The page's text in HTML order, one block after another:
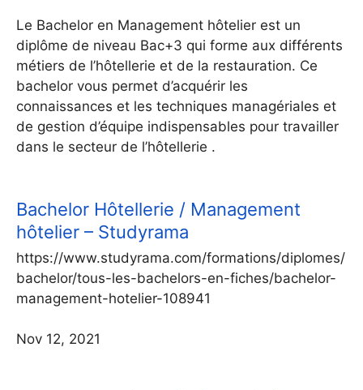
Le Bachelor en Management hôtelier est un
diplôme de niveau Bac+3 qui forme aux différents
métiers de l’hôtellerie et de la restauration. Ce
bachelor vous permet d’acquérir les
connaissances et les techniques managériales et
de gestion d’équipe indispensables pour travailler
dans le secteur de l’hôtellerie .
Bachelor Hôtellerie / Management
hôtelier – Studyrama
https://www.studyrama.com/formations/diplomes/
bachelor/tous-les-bachelors-en-fiches/bachelor-
management-hotelier-108941
Nov 12, 2021